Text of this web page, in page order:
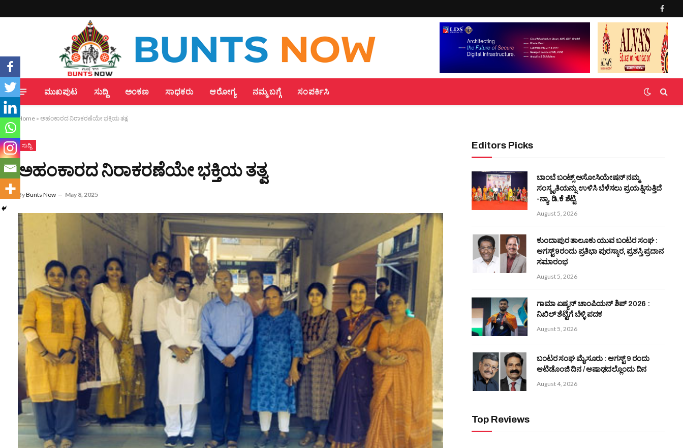
ಮುಖಪುಟ ಸುದ್ದಿ ಅಂಕಣ ಸಾಧಕರು ಆರೋಗ್ಯ ನಮ್ಮ ಬಗ್ಗೆ ಸಂಪರ್ಕಿಸಿ
Home » ಅಹಂಕಾರದ ನಿರಾಕರಣೆಯೇ ಭಕ್ತಿಯ ತತ್ವ
ಸುದ್ದಿ
ಅಹಂಕಾರದ ನಿರಾಕರಣೆಯೇ ಭಕ್ತಿಯ ತತ್ವ
ByBunts Now May 8, 2025
Editors Picks
ಬಾಂಬೆ ಬಂಟ್ಸ್ ಅಸೋಸಿಯೇಷನ್ ನಮ್ಮ
ಸಂಸ್ಕೃತಿಯನ್ನು ಉಳಿಸಿ ಬೆಳೆಸಲು ಪ್ರಯತ್ನಿಸುತ್ತಿದೆ
-ನ್ಯಾ. ಡಿ.ಕೆ ಶೆಟ್ಟಿ
August 5, 2026
ಕುಂದಾಪುರ ತಾಲೂಕು ಯುವ ಬಂಟರ ಸಂಘ :
ಆಗಸ್ಟ್ 9ರಂದು ಪ್ರತಿಭಾ ಪುರಸ್ಕಾರ, ಪ್ರಶಸ್ತಿ ಪ್ರದಾನ
ಸಮಾರಂಭ
August 5, 2026
ಗಾಮಾ ಏಷ್ಯನ್ ಚಾಂಪಿಯನ್‌ ಶಿಪ್‌ 2026 :
ನಿಖಿಲ್ ಶೆಟ್ಟಿಗೆ ಬೆಳ್ಳಿ ಪದಕ
August 5, 2026
ಬಂಟರ ಸಂಘ ಮೈಸೂರು : ಆಗಸ್ಟ್ 9 ರಂದು
ಆಟಿಡೊಂಜಿ ದಿನ / ಆಷಾಢದಲ್ಲೊಂದು ದಿನ
August 4, 2026
Top Reviews